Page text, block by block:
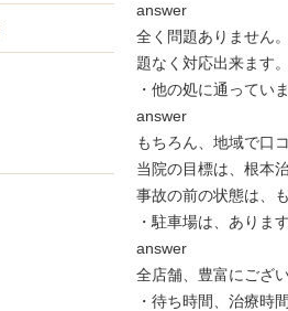
answer
全く問題ありません
題なく対応出来ます
・他の処に通ってい
answer
もちろん、地域で口
当院の目標は、根本
事故の前の状態は、
・駐車場は、ありま
answer
全店舗、豊富にござ
・待ち時間、治療時